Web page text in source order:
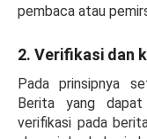
pembaca atau
2. Verifikasi dan
Pada prinsipnya
Berita yang dapat
verifikasi pada